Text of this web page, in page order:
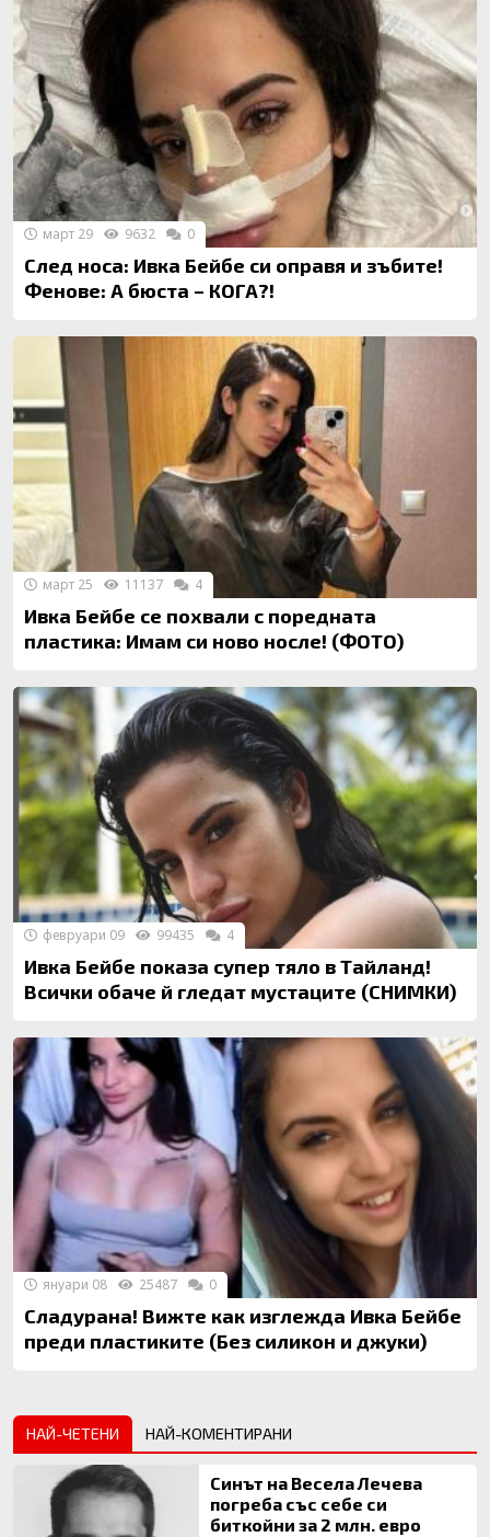
След носа: Ивка Бейбе си оправя и зъбите!
Фенове: А бюста – КОГА?!
март 29 9632 0
Ивка Бейбе се похвали с поредната
пластика: Имам си ново носле! (ФОТО)
март 25 11137 4
Ивка Бейбе показа супер тяло в Тайланд!
Всички обаче й гледат мустаците (СНИМКИ)
февруари 09 99435 4
Сладурана! Вижте как изглежда Ивка Бейбе
преди пластиките (Без силикон и джуки)
януари 08 25487 0
НАЙ-ЧЕТЕНИ НАЙ-КОМЕНТИРАНИ
Синът на Весела Лечева
погреба със себе си
биткойни за 2 млн. евро